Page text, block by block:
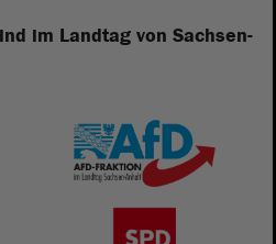
im Landtag von Sachsen-